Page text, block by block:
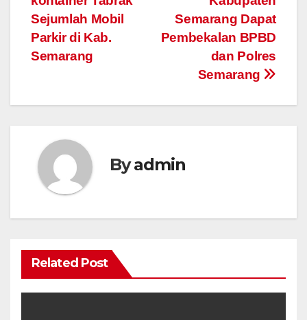
Semarang Dapat
Pembekalan BPBD
dan Polres
Semarang
Sejumlah Mobil
Parkir di Kab.
Semarang
Byadmin
Related Post